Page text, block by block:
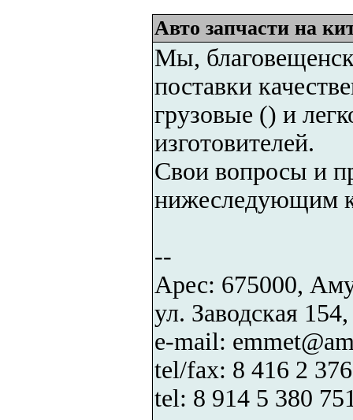
Авто запчасти на
Мы,
поставки
грузовые () и
изготовителей.
Свои вопросы и
нижеследующим
--
Арес: 675000,
ул. Заводская
e-mail:
tel/fax: 8 416 2
tel: 8 914 5 380